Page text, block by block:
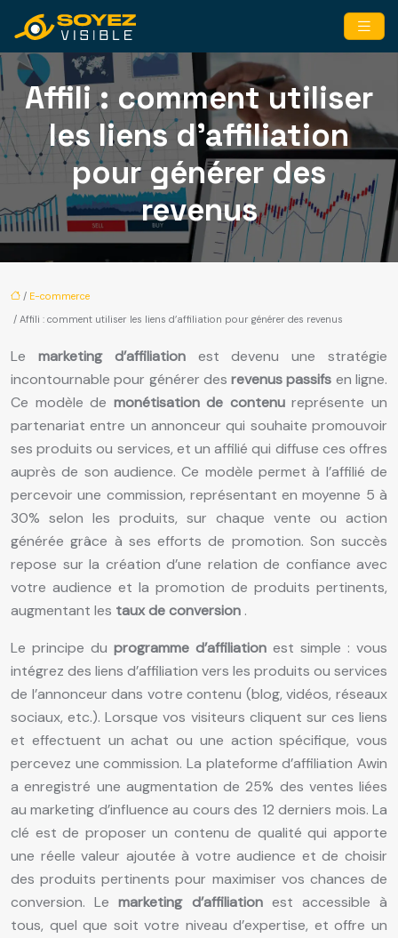
Affili : comment utiliser
les liens d’affiliation
pour générer des
revenus
/ E-commerce
/ Affili : comment utiliser les liens d’affiliation pour générer des revenus
Le marketing d’affiliation est devenu une stratégie
incontournable pour générer desrevenus passifs en ligne.
Ce modèle de monétisation de contenureprésente un
partenariat entre un annonceur qui souhaite promouvoir
ses produits ou services, et un affilié qui diffuse ces offres
auprès de son audience. Ce modèle permet à l’affilié de
percevoir une commission, représentant en moyenne 5 à
30% selon les produits, sur chaque vente ou action
générée grâce à ses efforts de promotion. Son succès
repose sur la création d’une relation de confiance avec
votre audience et la promotion de produits pertinents,
augmentant les taux de conversion .
Le principe du programme d’affiliation est simple : vous
intégrez des liens d’affiliation vers les produits ou services
de l’annonceur dans votre contenu (blog, vidéos, réseaux
sociaux, etc.). Lorsque vos visiteurs cliquent sur ces liens
et effectuent un achat ou une action spécifique, vous
percevez une commission. La plateforme d’affiliation Awin
a enregistré une augmentation de 25% des ventes liées
au marketing d’influence au cours des 12 derniers mois. La
clé est de proposer un contenu de qualité qui apporte
une réelle valeur ajoutée à votre audience et de choisir
des produits pertinents pour maximiser vos chances de
conversion. Lemarketing d’affiliation est accessible à
tous, quel que soit votre niveau d’expertise, et offre un